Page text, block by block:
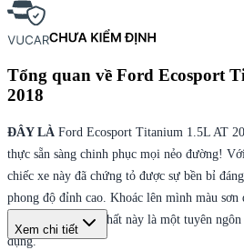
Tổng quan về Ford Ecosport
2018
ĐÂY LÀ Ford Ecosport Titanium 1.5L AT
thực sẵn sàng chinh phục mọi nẻo đường!
chiếc xe này đã chứng tỏ được sự bền bỉ
phong độ đỉnh cao. Khoác lên mình màu sơn
Titanium cao cấp nhất này là một tuyên
dụng.
Xem chi tiết